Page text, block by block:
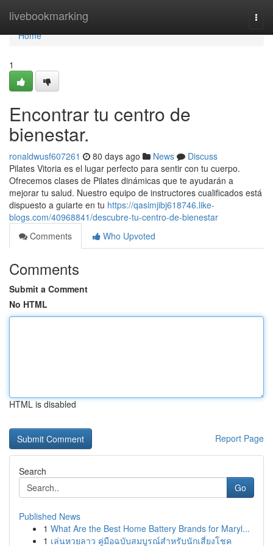
livebookmarking
Home
Home
1
Encontrar tu centro de
bienestar.
ronaldwusf607261 80 days ago News
Discuss
Pilates Vitoria es el lugar perfecto para sentir con tu cuerpo.
Ofrecemos clases de Pilates dinámicas que te ayudarán a
mejorar tu salud. Nuestro equipo de instructores cualificados está
dispuesto a guiarte en tu https://qasimjibj618746.like-
blogs.com/40968841/descubre-tu-centro-de-bienestar
Comments
Who Upvoted
Comments
Submit a Comment
No HTML
HTML is disabled
Report Page
Search
Go
Published News
1 What Are the Best Home Battery Brands for Maryl...
1 เล่นหวยลาว คู่มือฉบับสมบูรณ์สำหรับนักเสี่ยงโชค